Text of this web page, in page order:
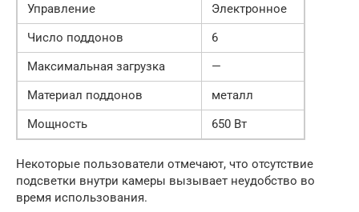
Управление
Электронное
Число поддонов
6
Максимальная загрузка
—
Материал поддонов
металл
Мощность
650 Вт
Некоторые пользователи отмечают, что отсутствие
подсветки внутри камеры вызывает неудобство во
время использования.